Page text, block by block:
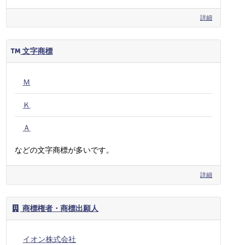
詳細
文字商標
Ｍ
Ｋ
Ａ
などの文字商標が多いです。
詳細
商標権者・商標出願人
イオン株式会社